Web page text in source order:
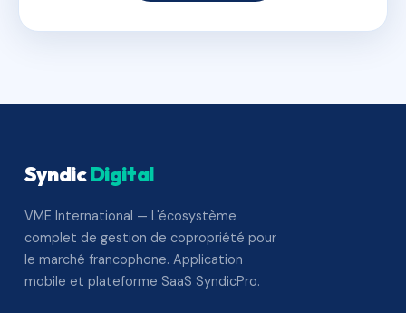
SyndicDigital
VME International — L'écosystème
complet de gestion de copropriété pour
le marché francophone. Application
mobile et plateforme SaaS SyndicPro.